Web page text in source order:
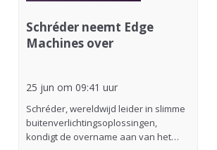
Schréder neemt Edge
Machines over
25 jun om 09:41 uur
Schréder, wereldwijd leider in slimme
buitenverlichtingsoplossingen,
kondigt de overname aan van het…